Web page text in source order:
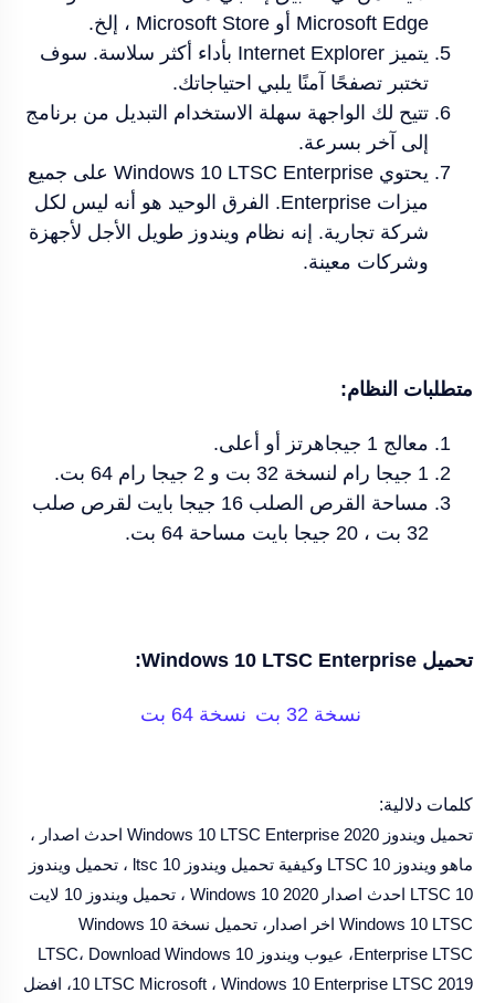
Microsoft Edge أو Microsoft Store ، إلخ.
يتميز Internet Explorer بأداء أكثر سلاسة. سوف
تختبر تصفحًا آمنًا يلبي احتياجاتك.
تتيح لك الواجهة سهلة الاستخدام التبديل من برنامج
إلى آخر بسرعة.
يحتوي Windows 10 LTSC Enterprise على جميع
ميزات Enterprise. الفرق الوحيد هو أنه ليس لكل
شركة تجارية. إنه نظام ويندوز طويل الأجل لأجهزة
وشركات معينة.
متطلبات النظام:
معالج 1 جيجاهرتز أو أعلى.
1 جيجا رام لنسخة 32 بت و 2 جيجا رام 64 بت.
مساحة القرص الصلب 16 جيجا بايت لقرص صلب
32 بت ، 20 جيجا بايت مساحة 64 بت.
تحميل Windows 10 LTSC Enterprise:
نسخة 32 بت نسخة 64 بت
كلمات دلالية:
تحميل ويندوز 2020 Windows 10 LTSC Enterprise احدث اصدار ،
ماهو ويندوز 10 LTSC وكيفية تحميل ويندوز 10 ltsc ، تحميل ويندوز
10 LTSC احدث اصدار 2020 Windows 10 ، تحميل ويندوز 10 لايت
Windows 10 LTSC اخر اصدار، تحميل نسخة Windows 10
Enterprise LTSC، عيوب ويندوز 10 LTSC، Download Windows
10 LTSC Microsoft ، Windows 10 Enterprise LTSC 2019، افضل